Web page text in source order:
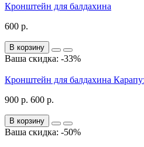
Кронштейн для балдахина
600 р.
В корзину
Ваша скидка: -33%
Кронштейн для балдахина
900 р. 600 р.
В корзину
Ваша скидка: -50%